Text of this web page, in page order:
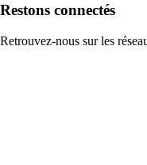
Restons connectés
Retrouvez-nous sur les